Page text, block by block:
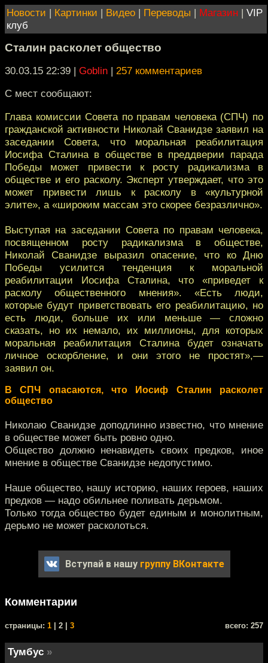
Новости | Картинки | Видео | Переводы | Магазин | VIP
клуб
Сталин расколет общество
30.03.15 22:39 | Goblin | 257 комментариев
С мест сообщают:
Глава комиссии Совета по правам человека (СПЧ) по
гражданской активности Николай Сванидзе заявил на
заседании Совета, что моральная реабилитация
Иосифа Сталина в обществе в преддверии парада
Победы может привести к росту радикализма в
обществе и его расколу. Эксперт утверждает, что это
может привести лишь к расколу в «культурной
элите», а «широким массам это скорее безразлично».
Выступая на заседании Совета по правам человека,
посвященном росту радикализма в обществе,
Николай Сванидзе выразил опасение, что ко Дню
Победы усилится тенденция к моральной
реабилитации Иосифа Сталина, что «приведет к
расколу общественного мнения». «Есть люди,
которые будут приветствовать его реабилитацию, но
есть люди, больше их или меньше — сложно
сказать, но их немало, их миллионы, для которых
моральная реабилитация Сталина будет означать
личное оскорбление, и они этого не простят»,—
заявил он.
В СПЧ опасаются, что Иосиф Сталин расколет
общество
Николаю Сванидзе доподлинно известно, что мнение
в обществе может быть ровно одно.
Общество должно ненавидеть своих предков, иное
мнение в обществе Сванидзе недопустимо.
Наше общество, нашу историю, наших героев, наших
предков — надо обильнее поливать дерьмом.
Только тогда общество будет единым и монолитным,
дерьмо не может расколоться.
Вступай в нашу группу ВКонтакте
Комментарии
cтраницы: 1 | 2 | 3 всего: 257
Тумбус »